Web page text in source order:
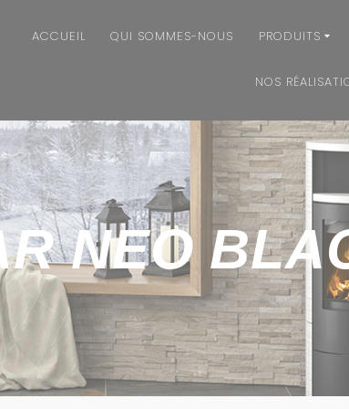
ACCUEIL QUI SOMMES-NOUS PRODUITS
NOS
NEO